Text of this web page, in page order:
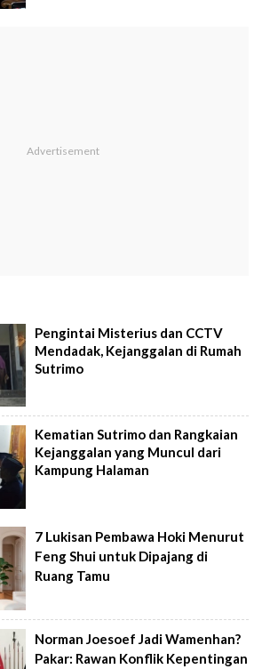
Pengintai Misterius dan CCTV
Mendadak, Kejanggalan di Rumah
Sutrimo
Kematian Sutrimo dan Rangkaian
Kejanggalan yang Muncul dari
Kampung Halaman
7 Lukisan Pembawa Hoki Menurut
Feng Shui untuk Dipajang di
Ruang Tamu
Norman Joesoef Jadi Wamenhan?
Pakar: Rawan Konflik Kepentingan